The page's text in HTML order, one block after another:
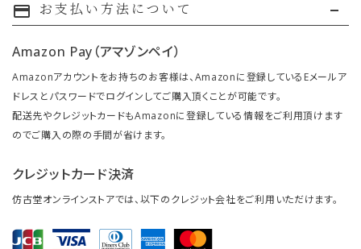
payment お支払い方法について
Amazon Pay（アマゾンペイ）
Amazonアカウントをお持ちのお客様は、Amazonに登録しているEメールア
ドレスとパスワードでログインしてご購入頂くことが可能です。
配送先やクレジットカードもAmazonに登録している情報をご利用頂けます
のでご購入の際の手間が省けます。
クレジットカード決済
仿古堂オンラインストアでは、以下のクレジット会社をご利用いただけます。